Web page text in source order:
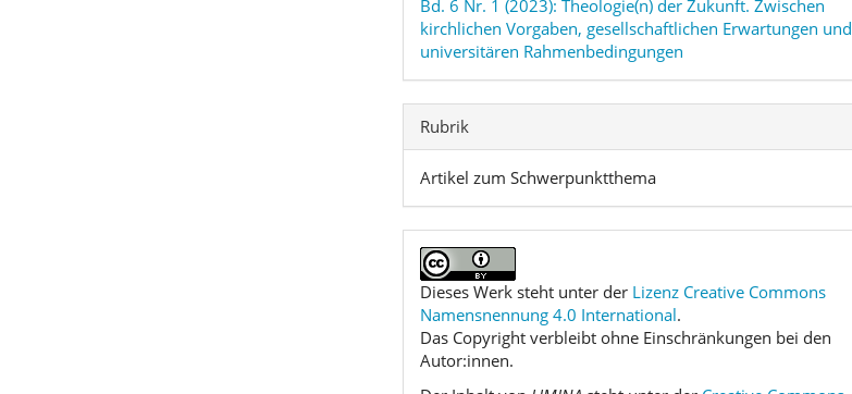
Bd. 6 Nr. 1 (2023): Theologie(n) der Zukunft. Zwischen
kirchlichen Vorgaben, gesellschaftlichen Erwartungen und
universitären Rahmenbedingungen
Rubrik
Artikel zum Schwerpunktthema
Dieses Werk steht unter der Lizenz Creative Commons
Namensnennung 4.0 International.
Das Copyright verbleibt ohne Einschränkungen bei den
Autor:innen.